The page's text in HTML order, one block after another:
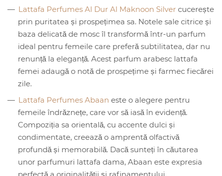
Lattafa Perfumes Al Dur Al Maknoon Silver cucerește
prin puritatea și prospețimea sa. Notele sale citrice și
baza delicată de mosc îl transformă într-un parfum
ideal pentru femeile care preferă subtilitatea, dar nu
renunță la eleganță. Acest parfum arabesc lattafa
femei adaugă o notă de prospețime și farmec fiecărei
zile.
Lattafa Perfumes Abaan este o alegere pentru
femeile îndrăznețe, care vor să iasă în evidență.
Compoziția sa orientală, cu accente dulci și
condimentate, creează o amprentă olfactivă
profundă și memorabilă. Dacă sunteți în căutarea
unor parfumuri lattafa dama, Abaan este expresia